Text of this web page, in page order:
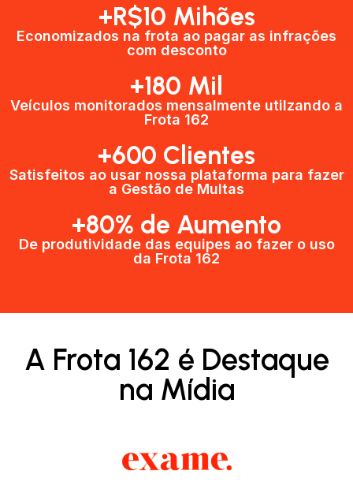
+R$10 Mihões
Economizados na frota ao pagar as infrações
com desconto
+180 Mil
Veículos monitorados mensalmente utilzando a
Frota 162
+600 Clientes​
Satisfeitos ao usar nossa plataforma para fazer
a Gestão de Multas​
+80% de Aumento
De produtividade das equipes ao fazer o uso
da Frota 162​
A Frota 162 é Destaque
na Mídia